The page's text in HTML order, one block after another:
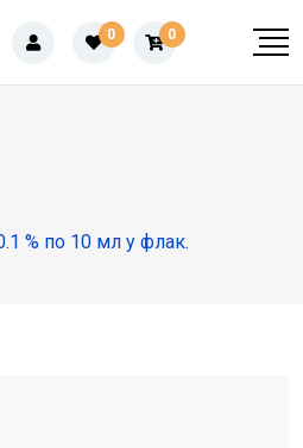
0 0
% по 10 мл у флак.